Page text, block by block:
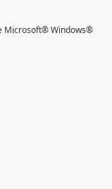
Microsoft® Windows®